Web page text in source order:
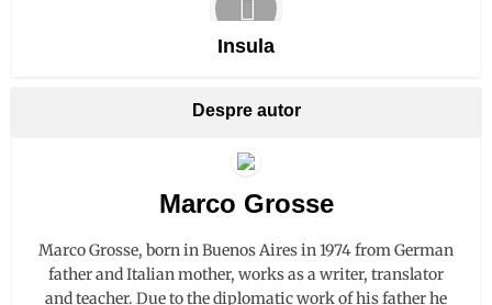
Insula
Despre autor
Marco Grosse
Marco Grosse, born in Buenos Aires in 1974 from German
father and Italian mother, works as a writer, translator
and teacher. Due to the diplomatic work of his father he